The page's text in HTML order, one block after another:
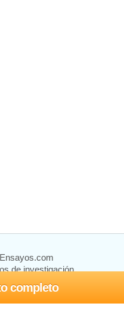
completo
de investigación